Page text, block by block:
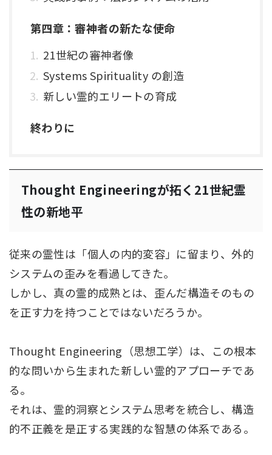
第四章：審神者の新たな使命
21世紀の審神者像
Systems Spirituality の創造
新しい霊的エリートの育成
終わりに
Thought Engineeringが拓く21世紀霊
性の新地平
従来の霊性は「個人の内的変容」に留まり、外的
システムの歪みを看過してきた。
しかし、真の霊的成熟とは、歪んだ構造そのもの
を正す力を持つことではないだろうか。
Thought Engineering（思想工学）は、この根本
的な問いから生まれた新しい霊的アプローチであ
る。
それは、霊的洞察とシステム思考を統合し、構造
的不正義を是正する実践的な智慧の体系である。